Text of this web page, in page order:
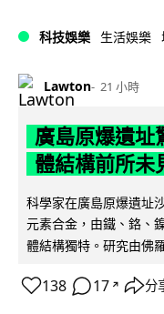
科技娛樂 生活娛樂
Lawton 21 小時
廣島原爆遺址
體結構前所未
科學家在廣島原爆遺址
元素合金，由鐵、鉻、
體結構獨特。研究由佛
138 17 ↗ 分